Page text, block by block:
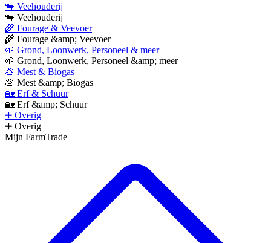
🐄 Veehouderij
🐄 Veehouderij
🌾 Fourage & Veevoer
🌾 Fourage &amp; Veevoer
🌱 Grond, Loonwerk, Personeel & meer
🌱 Grond, Loonwerk, Personeel &amp; meer
💩 Mest & Biogas
💩 Mest &amp; Biogas
🏡 Erf & Schuur
🏡 Erf &amp; Schuur
➕ Overig
➕ Overig
Mijn FarmTrade